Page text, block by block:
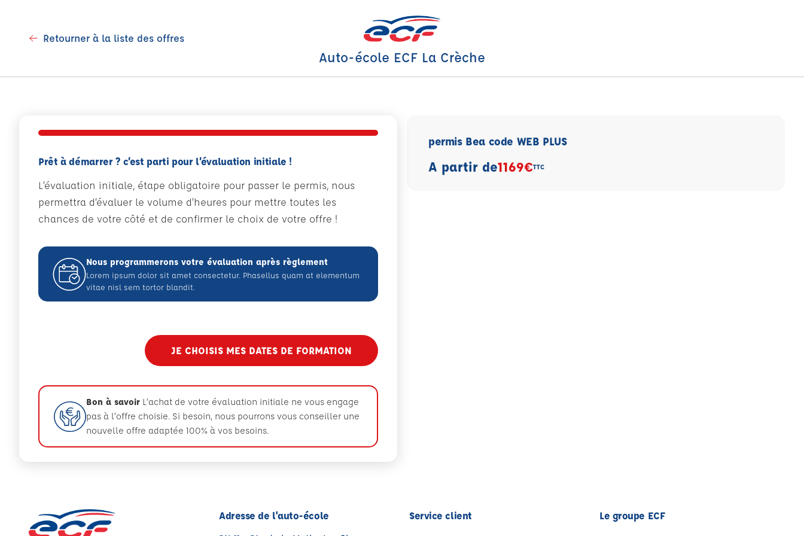
Retourner à la liste des offres
Auto-école ECF La Crèche
Prêt à démarrer ? c’est parti pour l’évaluation initiale !
L’évaluation initiale, étape obligatoire pour passer le permis, nous
permettra d’évaluer le volume d’heures pour mettre toutes les
chances de votre côté et de confirmer le choix de votre offre !
Nous programmerons votre évaluation après règlement
Lorem ipsum dolor sit amet consectetur. Phasellus quam at elementum
vitae nisl sem tortor blandit.
JE CHOISIS MES DATES DE FORMATION
Bon à savoir L’achat de votre évaluation initiale ne vous engage
pas à l’offre choisie. Si besoin, nous pourrons vous conseiller une
nouvelle offre adaptée 100% à vos besoins.
permis Bea code WEB PLUS
A partir de1169€TTC
Adresse de l'auto-école Service client Le groupe ECF